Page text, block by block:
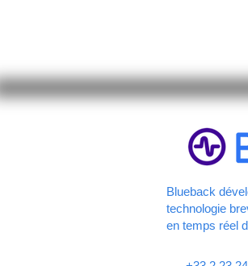
Blueback
technologie
en temps réel